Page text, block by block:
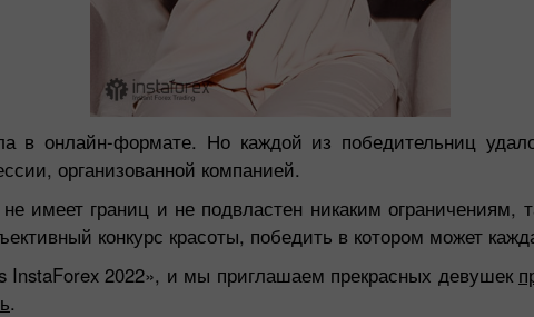
в онлайн-формате. Но каждой из победительниц
организованной компанией.
имеет границ и не подвластен никаким ограничениям,
конкурс красоты, победить в котором может
InstaForex 2022», и мы приглашаем прекрасных девушек
.